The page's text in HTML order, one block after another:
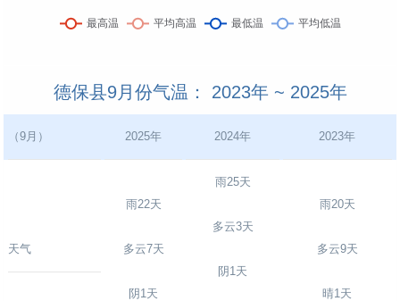
德保县9月份气温： 2023年 ~ 2025年
（9月） 2025年 2024年 2023年
天气
雨22天
多云7天
阴1天
雨25天
多云3天
阴1天
雨20天
多云9天
晴1天